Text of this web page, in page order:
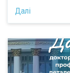
Далі